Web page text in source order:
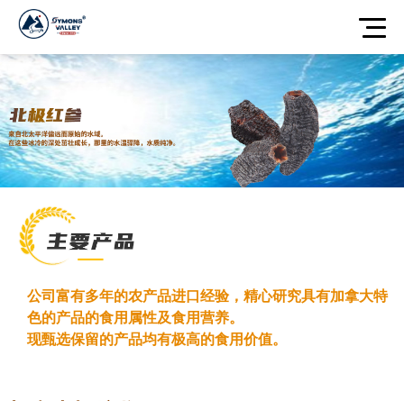
公司富有多年的农产品进口经验，精心研究具有加拿大特
色的产品的食用属性及食用营养。
现甄选保留的产品均有极高的食用价值。